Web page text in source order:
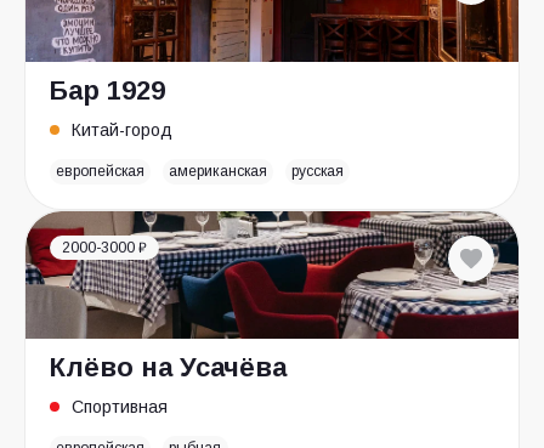
Бар 1929
Китай-город
европейская американская русская
2000-3000 ₽
Клёво на Усачёва
Спортивная